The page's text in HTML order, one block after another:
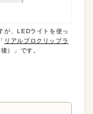
が、LEDライトを使っ
リアルプロクリップラ
）」です。